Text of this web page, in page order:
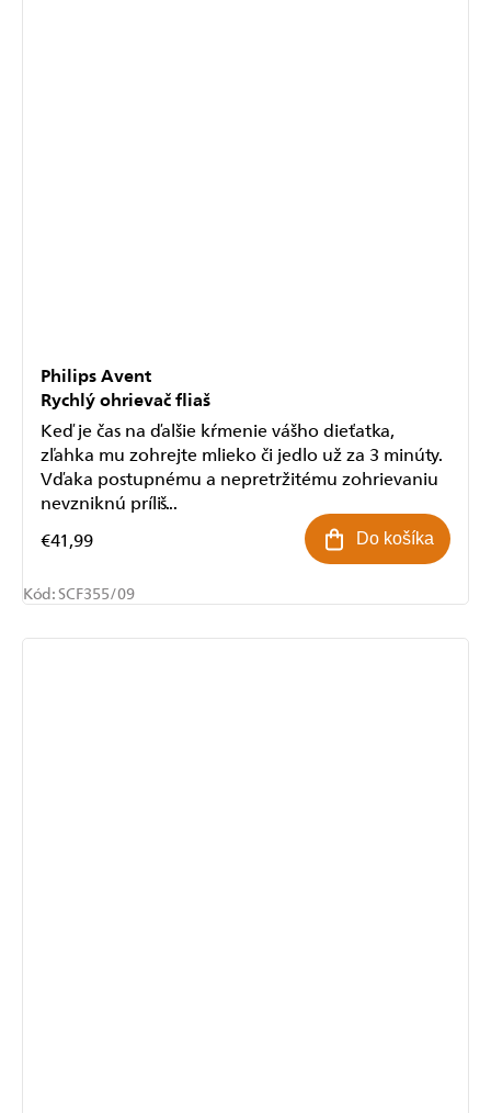
Philips Avent
Rychlý ohrievač fliaš
€41,99 Do košíka
Keď je čas na ďalšie kŕmenie vášho dieťatka,
zľahka mu zohrejte mlieko či jedlo už za 3 minúty.
Vďaka postupnému a nepretržitému zohrievaniu
nevzniknú príliš...
Kód:SCF355/09